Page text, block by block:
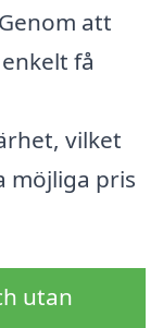
att
få
vilket
möjliga pris
utan